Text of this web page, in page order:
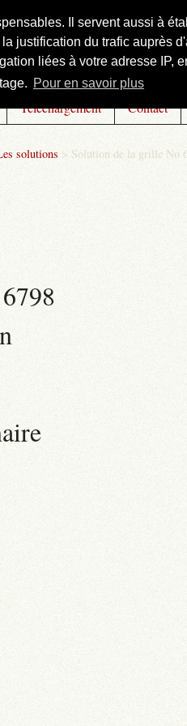
Il servent aussi à
justification du trafic auprès
liées à votre adresse IP,
Pour en savoir plus
Téléchargement Contact
solutions > Solution de la grille No